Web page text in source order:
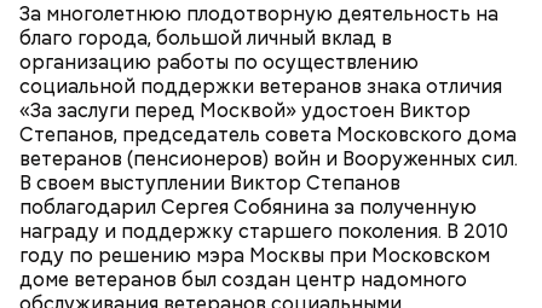
За многолетнюю плодотворную деятельность на
благо города, большой личный вклад в
организацию работы по осуществлению
социальной поддержки ветеранов знака отличия
«За заслуги перед Москвой» удостоен Виктор
Степанов, председатель совета Московского дома
ветеранов (пенсионеров) войн и Вооруженных сил.
В своем выступлении Виктор Степанов
поблагодарил Сергея Собянина за полученную
награду и поддержку старшего поколения. В 2010
году по решению мэра Москвы при Московском
доме ветеранов был создан центр надомного
Ранее мэр сообщил, что Москвасохраняет высокие
темпы строительстванедвижимости. За первые
семь месяцев 2026 года в столице введено в
эксплуатацию 8,1 миллиона квадратных метров
различных объектов, что на 35 процентов
превышает показатели аналогичного периода